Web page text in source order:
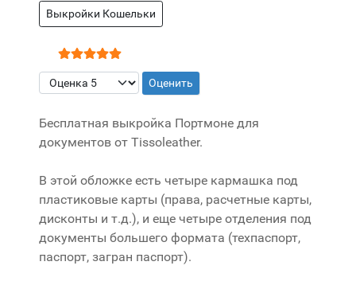
Выкройки Кошельки
Рейтинг:5/5
Пожалуйста, оцените
Бесплатная выкройка Портмоне для
документов от Tissoleather.
В этой обложке есть четыре кармашка под
пластиковые карты (права, расчетные карты,
дисконты и т.д.), и еще четыре отделения под
документы большего формата (техпаспорт,
паспорт, загран паспорт).